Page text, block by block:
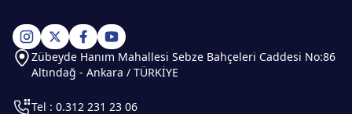
Zübeyde Hanım Mahallesi Sebze Bahçeleri Caddesi No:86
Altındağ - Ankara / TÜRKİYE
Tel : 0.312 231 23 06